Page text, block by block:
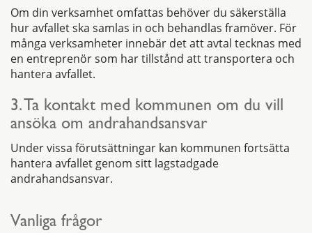
Om din verksamhet omfattas behöver du säkerställa
hur avfallet ska samlas in och behandlas framöver. För
många verksamheter innebär det att avtal tecknas med
en entreprenör som har tillstånd att transportera och
hantera avfallet.
3. Ta kontakt med kommunen om du vill
ansöka om andrahandsansvar
Under vissa förutsättningar kan kommunen fortsätta
hantera avfallet genom sitt lagstadgade
andrahandsansvar.
Vanliga frågor